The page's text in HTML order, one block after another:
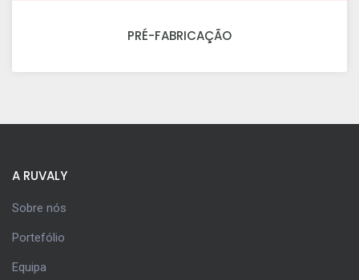
PRÉ-FABRICAÇÃO
A RUVALY
Sobre nós
Portefólio
Equipa